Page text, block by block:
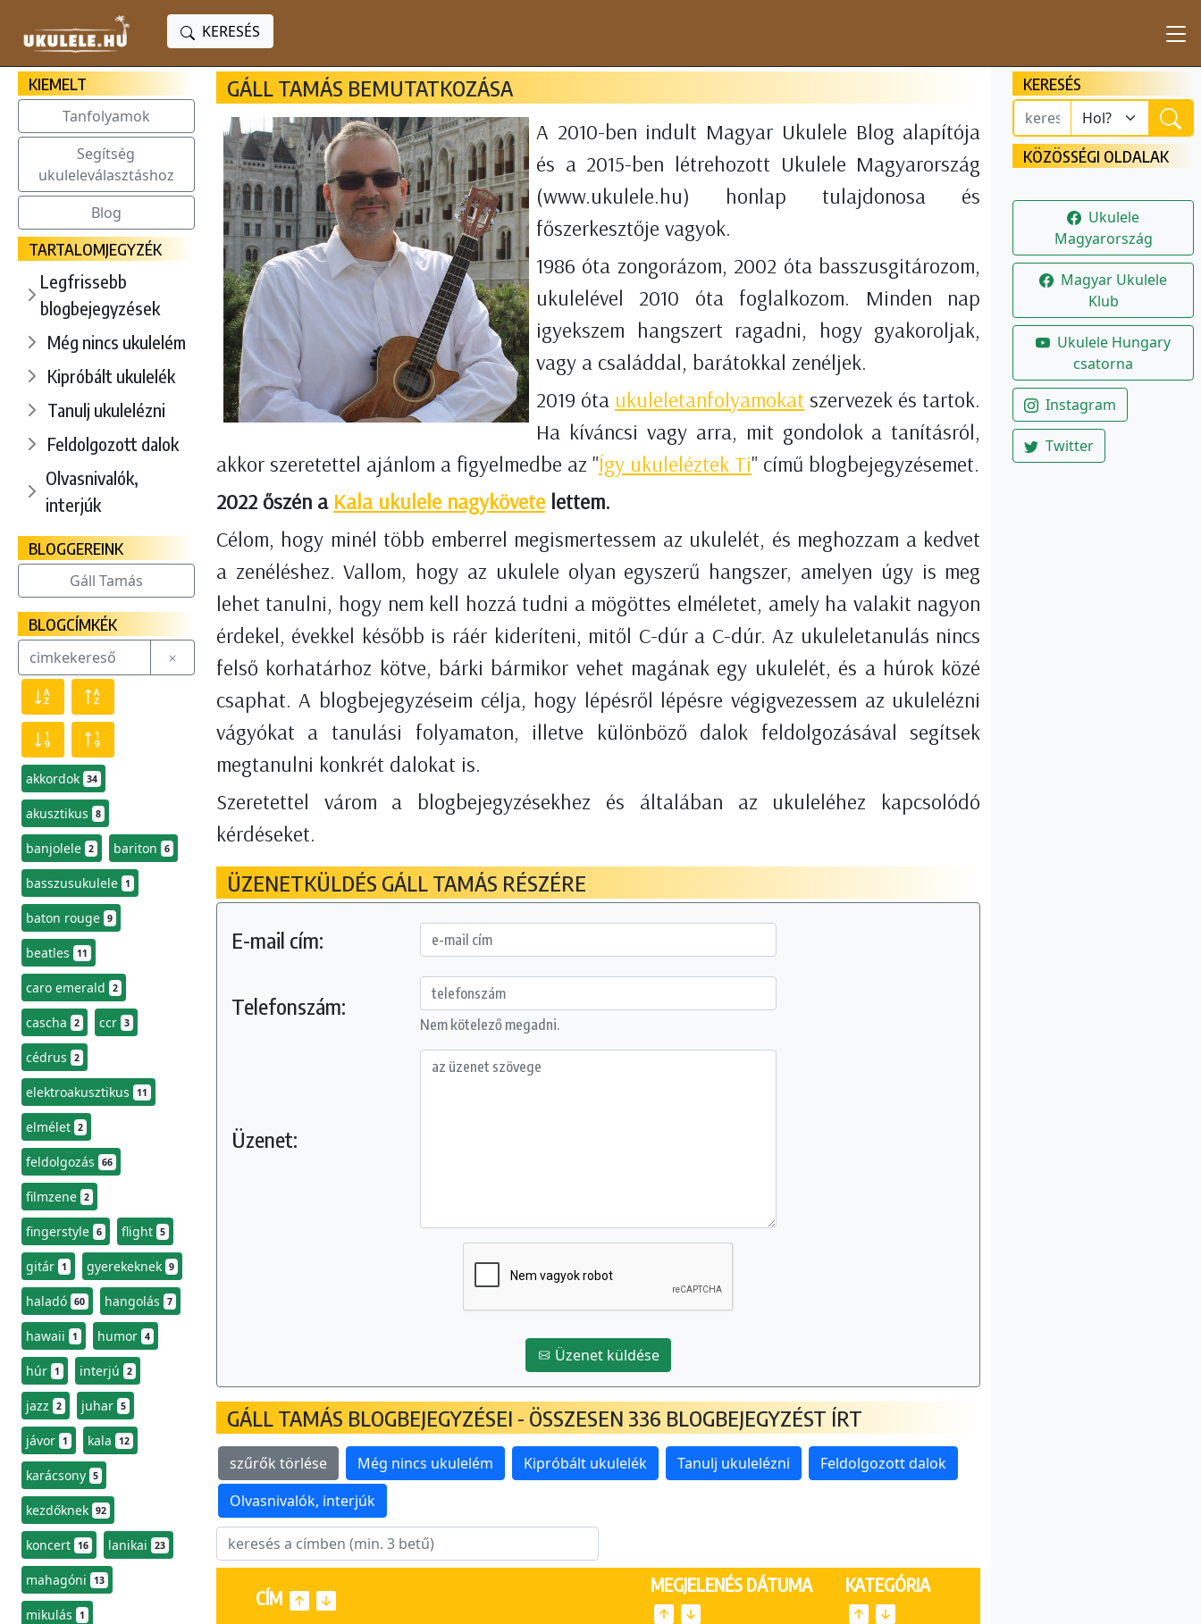
KERESÉS
KERESÉS
KÖZÖSSÉGI OLDALAK
Ukulele
Magyarország
Magyar Ukulele
Klub
Ukulele Hungary
csatorna
Instagram
Twitter
KIEMELT
Tanfolyamok
Segítség
ukuleleválasztáshoz
Blog
TARTALOMJEGYZÉK
Legfrissebb
blogbejegyzések
Még nincs ukulelém
Kipróbált ukulelék
Tanulj ukulelézni
Feldolgozott dalok
Olvasnivalók,
interjúk
BLOGGEREINK
Gáll Tamás
BLOGCÍMKÉK
akkordok 34
akusztikus 8
banjolele 2 bariton 6
basszusukulele 1
baton rouge 9
beatles 11
caro emerald 2
cascha 2 ccr 3
cédrus 2
elektroakusztikus 11
elmélet 2
feldolgozás 66
filmzene 2
fingerstyle 6 flight 5
gitár 1 gyerekeknek 9
haladó 60 hangolás 7
hawaii 1 humor 4
húr 1 interjú 2
jazz 2 juhar 5
jávor 1 kala 12
karácsony 5
kezdőknek 92
koncert 16 lanikai 23
mahagóni 13
mikulás 1
GÁLL TAMÁS BEMUTATKOZÁSA
A 2010-ben indult Magyar Ukulele Blog alapítója
és a 2015-ben létrehozott Ukulele Magyarország
(www.ukulele.hu) honlap tulajdonosa és
főszerkesztője vagyok.
1986 óta zongorázom, 2002 óta basszusgitározom,
ukulelével 2010 óta foglalkozom. Minden nap
igyekszem hangszert ragadni, hogy gyakoroljak,
vagy a családdal, barátokkal zenéljek.
2019 óta ukuleletanfolyamokat szervezek és tartok.
Ha kíváncsi vagy arra, mit gondolok a tanításról,
akkor szeretettel ajánlom a figyelmedbe az "Így ukuleléztek Ti" című blogbejegyzésemet.
2022 őszén a Kala ukulele nagykövetelettem.
Célom, hogy minél több emberrel megismertessem az ukulelét, és meghozzam a kedvet
a zenéléshez. Vallom, hogy az ukulele olyan egyszerű hangszer, amelyen úgy is meg
lehet tanulni, hogy nem kell hozzá tudni a mögöttes elméletet, amely ha valakit nagyon
érdekel, évekkel később is ráér kideríteni, mitől C-dúr a C-dúr. Az ukuleletanulás nincs
felső korhatárhoz kötve, bárki bármikor vehet magának egy ukulelét, és a húrok közé
csaphat. A blogbejegyzéseim célja, hogy lépésről lépésre végigvezessem az ukulelézni
vágyókat a tanulási folyamaton, illetve különböző dalok feldolgozásával segítsek
megtanulni konkrét dalokat is.
Szeretettel várom a blogbejegyzésekhez és általában az ukuleléhez kapcsolódó
kérdéseket.
ÜZENETKÜLDÉS GÁLL TAMÁS RÉSZÉRE
E-mail cím:
Telefonszám:
Nem kötelező megadni.
Üzenet:
Üzenet küldése
GÁLL TAMÁS BLOGBEJEGYZÉSEI - ÖSSZESEN 336 BLOGBEJEGYZÉST ÍRT
szűrők törlése Még nincs ukulelém Kipróbált ukulelék Tanulj ukulelézni
Feldolgozott dalok
Olvasnivalók, interjúk
CÍM
MEGJELENÉS DÁTUMA KATEGÓRIA